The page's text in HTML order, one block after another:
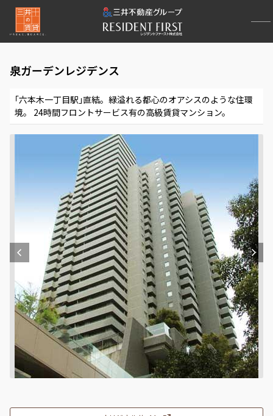
泉ガーデンレジデンス
｢六本木一丁目駅｣直結。緑溢れる都心のオアシスのような住環
境。 24時間フロントサービス有の高級賃貸マンション。